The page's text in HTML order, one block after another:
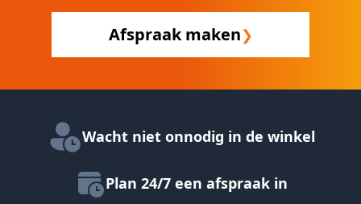
Afspraak maken❯
Wacht niet onnodig in de winkel
Plan 24/7 een afspraak in